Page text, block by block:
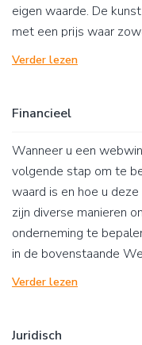
eigen waarde. De
met een prijs waar
bij voelt.
het bijzonder. Wij zijn
Verder lezen
Financieel
Wanneer u een
volgende stap om te
waard is en hoe u
zijn diverse manieren
onderneming te
in de bovenstaande
belangrijkste aspecten
Verder lezen
Juridisch